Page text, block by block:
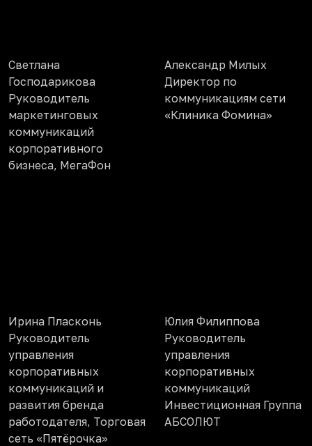
Светлана
Господарикова
Руководитель
маркетинговых
коммуникаций
корпоративного
бизнеса, МегаФон
Александр Милых
Директор по
коммуникациям сети
«Клиника Фомина»
Ирина Пласконь
Руководитель
управления
корпоративных
коммуникаций и
развития бренда
работодателя, Торговая
сеть «Пятёрочка»
Юлия Филиппова
Руководитель
управления
корпоративных
коммуникаций
Инвестиционная Группа
АБСОЛЮТ